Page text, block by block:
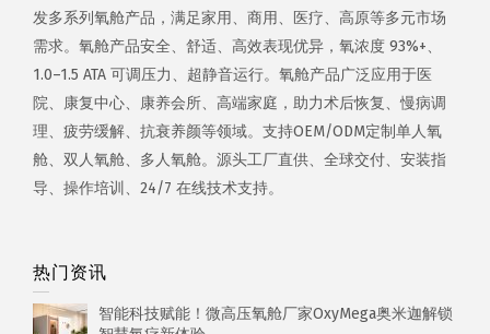
发多系列氧舱产品，满足家用、商用、医疗、高原等多元市场
需求。氧舱产品安全、舒适、高效表现优异，氧浓度 93%+、
1.0–1.5 ATA 可调压力、超静音运行。氧舱产品广泛应用于医
院、康复中心、康养会所、高端家庭，助力术后恢复、慢病调
理、疲劳缓解、抗衰养颜等领域。支持OEM/ODM定制单人氧
舱、双人氧舱、多人氧舱。源头工厂直供、全球交付、安装指
导、操作培训、24/7 在线技术支持。
热门资讯
智能科技赋能！微高压氧舱厂家OxyMega奥米迦解锁